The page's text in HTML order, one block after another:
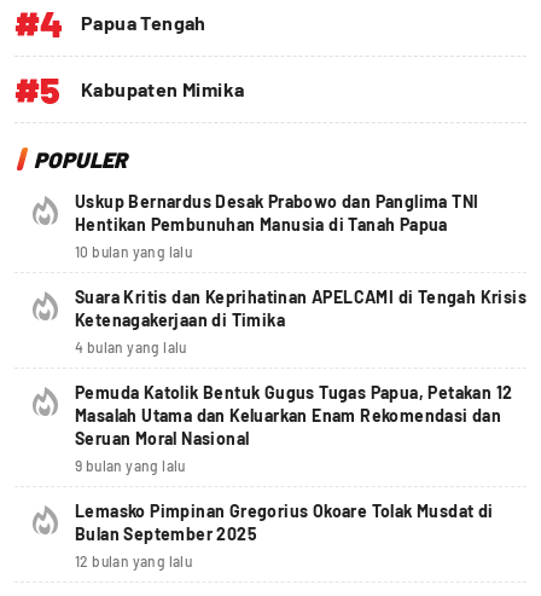
#4 Papua Tengah
#5 Kabupaten Mimika
POPULER
Uskup Bernardus Desak Prabowo dan Panglima TNI
Hentikan Pembunuhan Manusia di Tanah Papua
10 bulan yang lalu
Suara Kritis dan Keprihatinan APELCAMI di Tengah Krisis
Ketenagakerjaan di Timika
4 bulan yang lalu
Pemuda Katolik Bentuk Gugus Tugas Papua, Petakan 12
Masalah Utama dan Keluarkan Enam Rekomendasi dan
Seruan Moral Nasional
9 bulan yang lalu
Lemasko Pimpinan Gregorius Okoare Tolak Musdat di
Bulan September 2025
12 bulan yang lalu